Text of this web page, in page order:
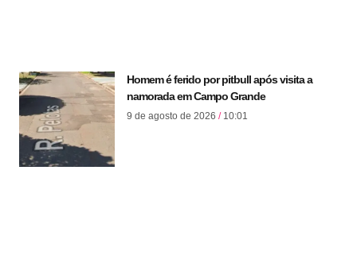
Homem é ferido por pitbull após visita a
namorada em Campo Grande
9 de agosto de 2026 10:01